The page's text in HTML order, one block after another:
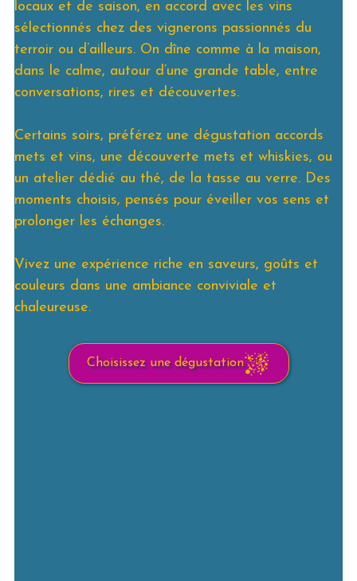
locaux et de saison, en accord avec les vins
sélectionnés chez des vignerons passionnés du
terroir ou d’ailleurs. On dîne comme à la maison,
dans le calme, autour d’une grande table, entre
conversations, rires et découvertes.
Certains soirs, préférez une dégustation accords
mets et vins, une découverte mets et whiskies, ou
un atelier dédié au thé, de la tasse au verre. Des
moments choisis, pensés pour éveiller vos sens et
prolonger les échanges.
Vivez une expérience riche en saveurs, goûts et
couleurs dans une ambiance conviviale et
chaleureuse.
Choisissez une dégustation